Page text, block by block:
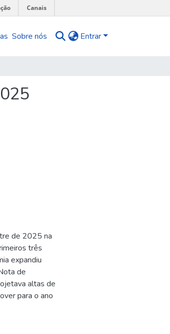
Canais
Sobre nós Entrar
de 2025 na
três
expandiu
de
altas de
para o ano